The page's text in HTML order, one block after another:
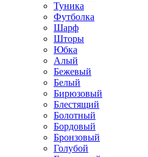
Туника
Футболка
Шарф
Шторы
Юбка
Алый
Бежевый
Белый
Бирюзовый
Блестящий
Болотный
Бордовый
Бронзовый
Голубой